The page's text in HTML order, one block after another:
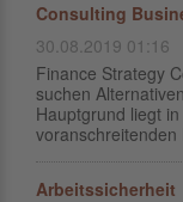
Consulting
30.08.2019 01:16
Finance Strategy
suchen
Hauptgrund liegt
voranschreitenden
Arbeitssicherheit